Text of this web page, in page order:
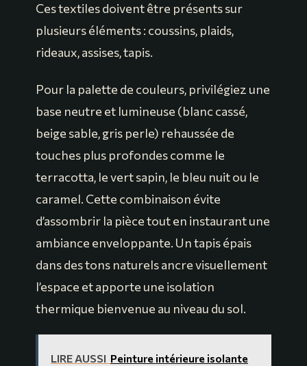
Ces textiles doivent être présents sur
plusieurs éléments : coussins, plaids,
rideaux, assises, tapis.
Pour la palette de couleurs, privilégiez une
base neutre et lumineuse (blanc cassé,
beige sable, gris perle) rehaussée de
touches plus profondes comme le
terracotta, le vert sapin, le bleu nuit ou le
caramel. Cette combinaison évite
d’assombrir la pièce tout en instaurant une
ambiance enveloppante. Un tapis épais
dans des tons naturels ancre visuellement
l’espace et apporte une isolation
thermique bienvenue au niveau du sol.
LIRE AUSSI Peinture intérieure isolante